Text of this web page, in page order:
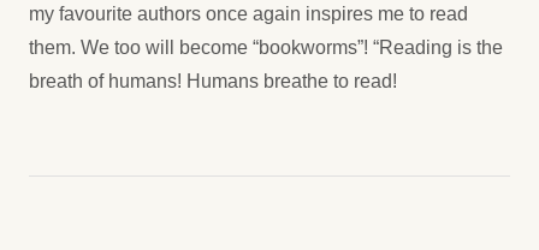
my favourite authors once again inspires me to read
them. We too will become “bookworms”! “Reading is the
breath of humans! Humans breathe to read!